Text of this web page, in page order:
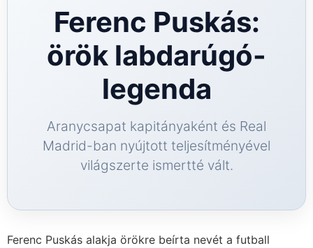
Ferenc Puskás:
örök labdarúgó-
legenda
Aranycsapat kapitányaként és Real
Madrid-ban nyújtott teljesítményével
világszerte ismertté vált.
Ferenc Puskás alakja örökre beírta nevét a futball